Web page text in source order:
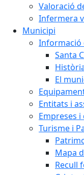
Valoració
Infermera
Municipi
Informació
Santa
El
Entitats i
Empreses
Turisme i
Mapa
Recull